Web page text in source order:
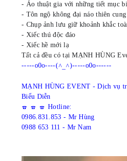
- Ảo thuật gia với những tiết mục
- Tôn ngộ không đại náo thiên
- Chụp ảnh lưu giữ khoảnh khắc
- Xiếc thú độc đáo
- Xiếc hề mới lạ
Tất cả đều có tại MẠNH HÙNG
-----o0o----(^_^)-----o0o------
MẠNH HÙNG EVENT - Dịch vụ
Biểu Diễn
☎️ ☎️ ☎️ Hotline:
0986.831.853 - Mr Hùng
0988 653 111 - Mr Nam